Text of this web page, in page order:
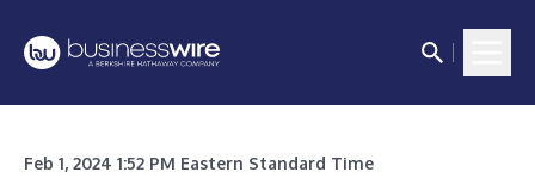
Feb 1, 2024 1:52 PM Eastern Standard Time